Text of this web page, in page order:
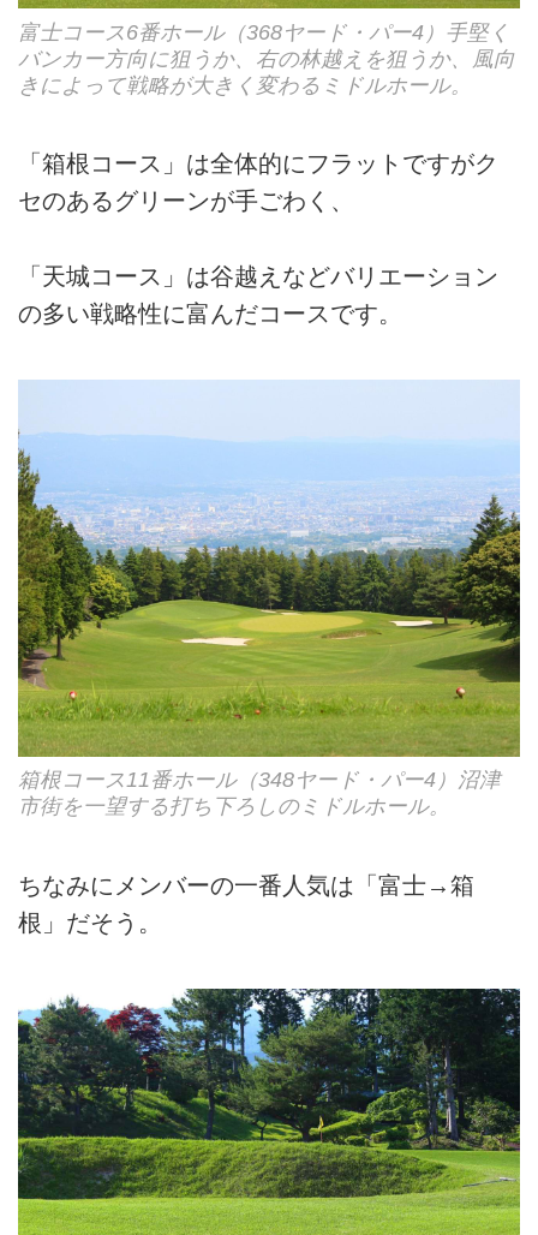
富士コース6番ホール（368ヤード・パー4）手堅く
バンカー方向に狙うか、右の林越えを狙うか、風向
きによって戦略が大きく変わるミドルホール。
「箱根コース」は全体的にフラットですがク
セのあるグリーンが手ごわく、
「天城コース」は谷越えなどバリエーション
の多い戦略性に富んだコースです。
箱根コース11番ホール（348ヤード・パー4）沼津
市街を一望する打ち下ろしのミドルホール。
ちなみにメンバーの一番人気は「富士→箱
根」だそう。